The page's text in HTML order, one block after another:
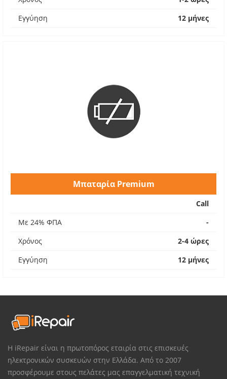
Εγγύηση
12 μήνες
Μπαταρία Premium
Call
Με 24% ΦΠΑ
-
Χρόνος
2-4 ώρες
Εγγύηση
12 μήνες
Η iRepair είναι η πρωτοπόρος εταιρία στις επισκευές
ηλεκτρονικών συσκευών στην Ελλάδα. Από το 2007
προσφέρουμε στους πελάτες μας επαγγελματική τεχνική